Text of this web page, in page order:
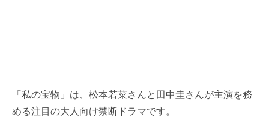
「私の宝物」は、松本若菜さんと田中圭さんが主演を務
める注目の大人向け禁断ドラマです。